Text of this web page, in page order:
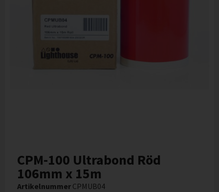
CPM-100 Ultrabond Röd
106mm x 15m
Artikelnummer CPMUB04